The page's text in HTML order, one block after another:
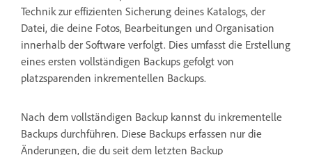
Technik zur effizienten Sicherung deines Katalogs, der
Datei, die deine Fotos, Bearbeitungen und Organisation
innerhalb der Software verfolgt. Dies umfasst die Erstellung
eines ersten vollständigen Backups gefolgt von
platzsparenden inkrementellen Backups.
Nach dem vollständigen Backup kannst du inkrementelle
Backups durchführen. Diese Backups erfassen nur die
Änderungen, die du seit dem letzten Backup